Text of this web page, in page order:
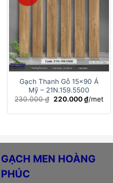
Gạch Thanh Gỗ 15×90 Á
Mỹ – 21N.159.5500
230.000₫ Giá
là:
220.000₫Giá
hiện
tại
/met
GẠCH MEN HOÀNG
PHÚC